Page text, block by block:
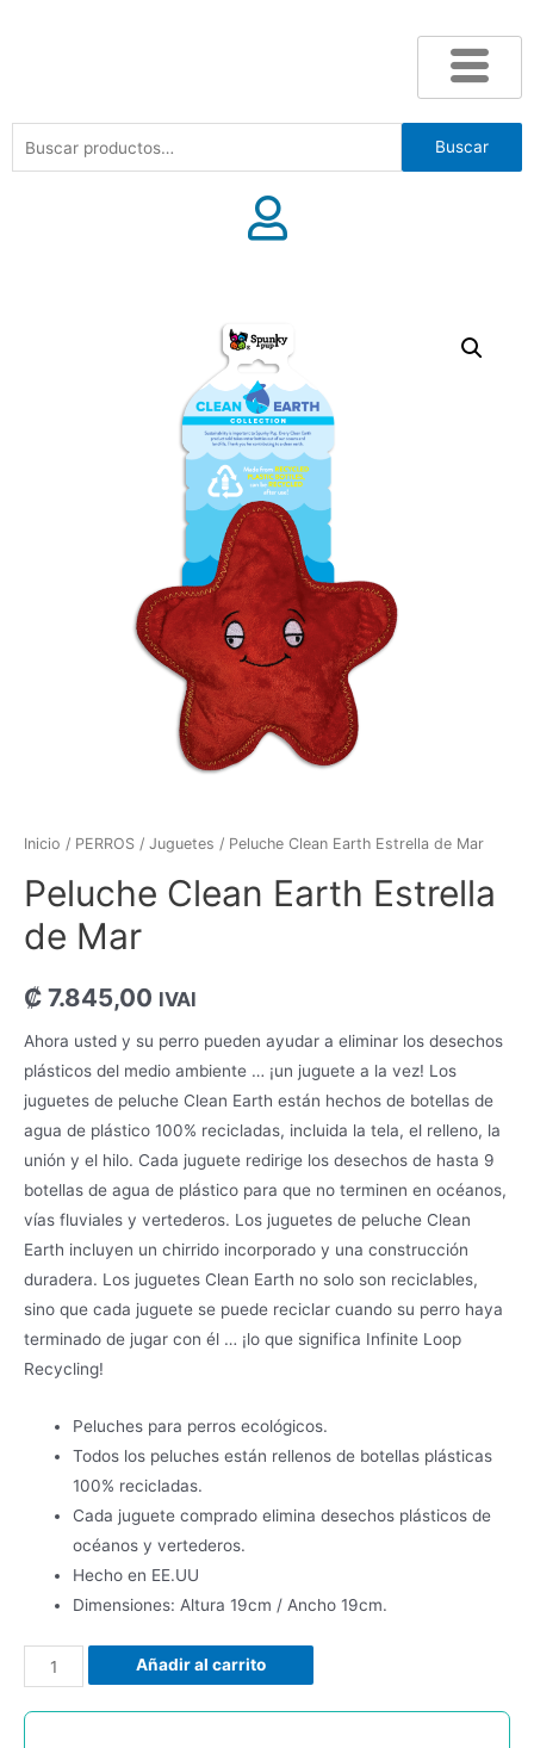
Buscar
Inicio / PERROS / Juguetes / Peluche Clean Earth Estrella de Mar
Peluche Clean Earth Estrella
de Mar
₡ 7.845,00 IVAI
Ahora usted y su perro pueden ayudar a eliminar los desechos
plásticos del medio ambiente … ¡un juguete a la vez! Los
juguetes de peluche Clean Earth están hechos de botellas de
agua de plástico 100% recicladas, incluida la tela, el relleno, la
unión y el hilo. Cada juguete redirige los desechos de hasta 9
botellas de agua de plástico para que no terminen en océanos,
vías fluviales y vertederos. Los juguetes de peluche Clean
Earth incluyen un chirrido incorporado y una construcción
duradera. Los juguetes Clean Earth no solo son reciclables,
sino que cada juguete se puede reciclar cuando su perro haya
terminado de jugar con él … ¡lo que significa Infinite Loop
Recycling!
Peluches para perros ecológicos.
Todos los peluches están rellenos de botellas plásticas
100% recicladas.
Cada juguete comprado elimina desechos plásticos de
océanos y vertederos.
Hecho en EE.UU
Dimensiones: Altura 19cm / Ancho 19cm.
Añadir al carrito